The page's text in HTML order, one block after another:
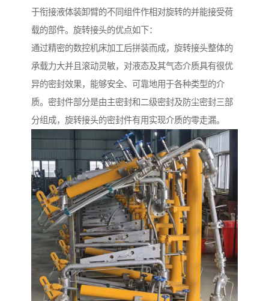
于衔接液体装卸臂的不同组件作相对旋转的并能接受荷
载的部件。旋转接头的优点如下：
通过精密的数控机床加工后拼装而成，旋转接头整体的
承载力大并且滚动灵敏，对液态及其气态介质具有很优
异的密封效果，能够安全、可靠地用于各种类型的介
质。密封件部分是由主密封和二级密封及防尘密封三部
分组成，旋转接头的密封件有用实现介质的零走漏。